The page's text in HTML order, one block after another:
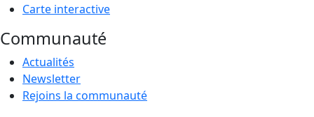
Carte interactive
Communauté
Actualités
Newsletter
Rejoins la communauté